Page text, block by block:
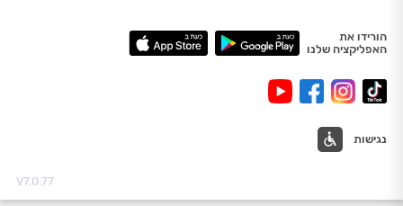
הורידו את
האפליקציה שלנו
נגישות
V7.0.77